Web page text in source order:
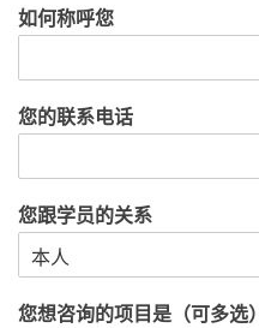
如何称呼您
您的联系电话
您跟学员的关系
您想咨询的项目是（可多选）